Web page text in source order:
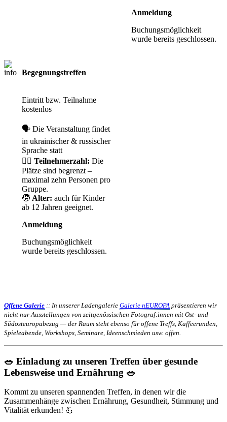
Anmeldung
Buchungsmöglichkeit
wurde bereits geschlossen.
Begegnungstreffen
Eintritt bzw. Teilnahme
kostenlos
🗣️ Die Veranstaltung findet
in ukrainischer & russischer
Sprache statt
🙋‍♀️ Teilnehmerzahl: Die
Plätze sind begrenzt –
maximal zehn Personen pro
Gruppe.
🧒 Alter: auch für Kinder
ab 12 Jahren geeignet.
Anmeldung
Buchungsmöglichkeit
wurde bereits geschlossen.
Offene Galerie :: In unserer Ladengalerie Galerie nEUROPA präsentieren wir
nicht nur Ausstellungen von zeitgenössischen Fotograf:innen mit Ost- und
Südosteuropabezug — der Raum steht ebenso für offene Treffs, Kaffeerunden,
Spieleabende, Workshops, Seminare, Ideenschmieden usw. offen.
🥗 Einladung zu unseren Treffen über gesunde
Lebensweise und Ernährung 🥗
Kommt zu unseren spannenden Treffen, in denen wir die
Zusammenhänge zwischen Ernährung, Gesundheit, Stimmung und
Vitalität erkunden! 💪